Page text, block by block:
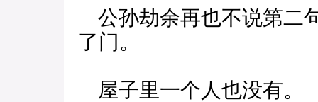
公孙劫余再也不说第二
了门。
屋子里一个人也没有。